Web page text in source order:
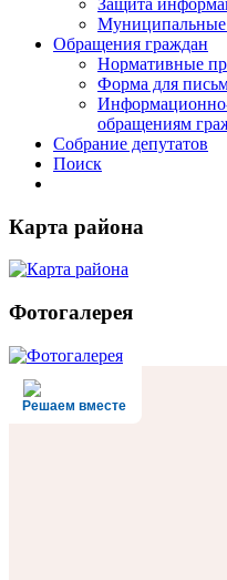
Защита
Муниципальные
Обращения граждан
Нормативные
Форма для
Информационно-
обращениям
Собрание депутатов
Поиск
Карта района
Фотогалерея
Решаем вместе